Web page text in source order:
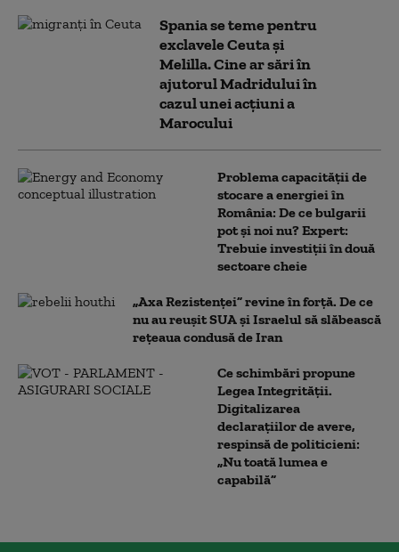
Spania se teme pentru
exclavele Ceuta și
Melilla. Cine ar sări în
ajutorul Madridului în
cazul unei acțiuni a
Marocului
Problema capacității de
stocare a energiei în
România: De ce bulgarii
pot și noi nu? Expert:
Trebuie investiții în două
sectoare cheie
„Axa Rezistenței” revine în forță. De ce
nu au reușit SUA și Israelul să slăbească
rețeaua condusă de Iran
Ce schimbări propune
Legea Integrității.
Digitalizarea
declarațiilor de avere,
respinsă de politicieni:
„Nu toată lumea e
capabilă”